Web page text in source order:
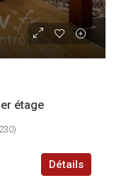
étage
Détails